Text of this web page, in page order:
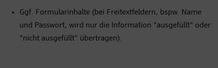
Ggf. Formularinhalte (bei Freitextfeldern, bspw. Name
und Passwort, wird nur die Information "ausgefüllt" oder
"nicht ausgefüllt" übertragen).